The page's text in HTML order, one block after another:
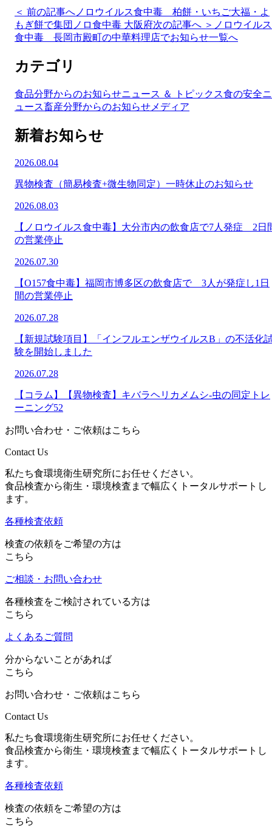
＜ 前の記事へ ノロウイルス食中毒 柏餅・いちご大福・よ
もぎ餅で集団ノロ食中毒 大阪府次の記事へ ＞ ノロウイルス
食中毒 長岡市殿町の中華料理店でお知らせ一覧へ
カテゴリ
食品分野からのお知らせニュース ＆ トピックス食の安全ニ
ュース畜産分野からのお知らせ メディア
新着お知らせ
2026.08.04
異物検査（簡易検査+微生物同定）一時休止のお知らせ
2026.08.03
【ノロウイルス食中毒】大分市内の飲食店で7人発症 2日
の営業停止
2026.07.30
【O157食中毒】福岡市博多区の飲食店で 3人が発症し1日
間の営業停止
2026.07.28
【新規試験項目】「インフルエンザウイルスB」の不活化
験を開始しました
2026.07.28
【コラム】【異物検査】キバラヘリカメムシ-虫の同定トレ
ーニング52
お問い合わせ・ご依頼はこちら
Contact Us
私たち食環境衛生研究所にお任せください。
食品検査から衛生・環境検査まで幅広くトータルサポートし
ます。
各種検査依頼
検査の依頼をご希望の方は
こちら
ご相談・お問い合わせ
各種検査をご検討されている方は
こちら
よくあるご質問
分からないことがあれば
こちら
お問い合わせ・ご依頼はこちら
Contact Us
私たち食環境衛生研究所にお任せください。
食品検査から衛生・環境検査まで幅広くトータルサポートし
ます。
各種検査依頼
検査の依頼をご希望の方は
こちら